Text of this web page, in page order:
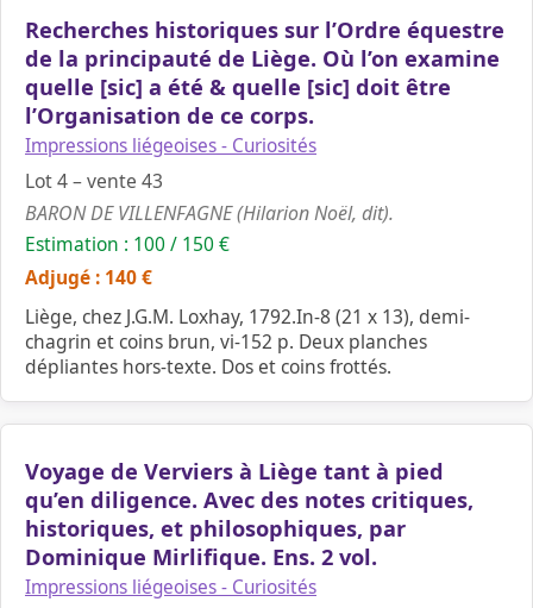
Recherches historiques sur l’Ordre équestre
de la principauté de Liège. Où l’on examine
quelle [sic] a été & quelle [sic] doit être
l’Organisation de ce corps.
Impressions liégeoises - Curiosités
Lot 4 – vente 43
BARON DE VILLENFAGNE (Hilarion Noël, dit).
Estimation : 100 / 150 €
Adjugé : 140 €
Liège, chez J.G.M. Loxhay, 1792.In-8 (21 x 13), demi-
chagrin et coins brun, vi-152 p. Deux planches
dépliantes hors-texte. Dos et coins frottés.
Voyage de Verviers à Liège tant à pied
qu’en diligence. Avec des notes critiques,
historiques, et philosophiques, par
Dominique Mirlifique. Ens. 2 vol.
Impressions liégeoises - Curiosités